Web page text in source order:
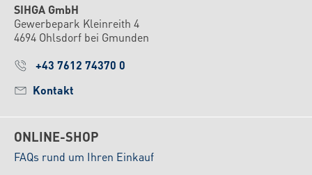
SIHGA GmbH
Gewerbepark Kleinreith 4
4694 Ohlsdorf bei Gmunden
+43 7612 74370 0
Kontakt
ONLINE-SHOP
FAQs rund um Ihren Einkauf